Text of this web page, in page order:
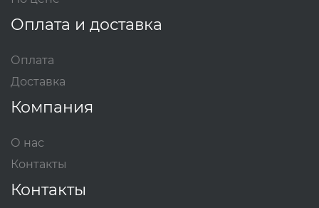
Оплата и доставка
Оплата
Доставка
Компания
О нас
Контакты
Контакты